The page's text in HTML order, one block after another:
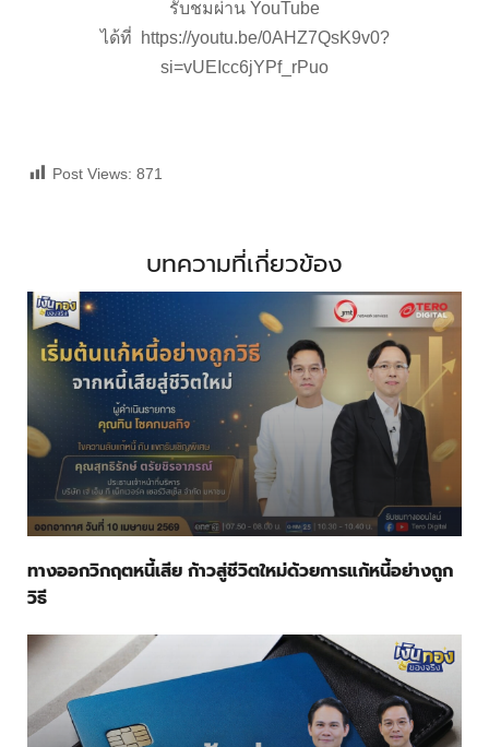
รับชมผ่าน YouTube
ได้ที่
https://youtu.be/0AHZ7QsK9v0?
si=vUEIcc6jYPf_rPuo
Post Views: 871
บทความที่เกี่ยวข้อง
ทางออกวิกฤตหนี้เสีย ก้าวสู่ชีวิตใหม่ด้วยการแก้หนี้อย่างถูก
วิธี